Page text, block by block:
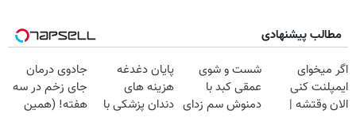
مطالب پیشنهادی
اگر میخوای
ایمپلنت کنی
الان وقتشه |
شست و شوی
عمقی کبد با
دمنوش سم زدای
پایان دغدغه
هزینه های
دندان پزشکی با
جادوی درمان
جای زخم در سه
هفته! (همین